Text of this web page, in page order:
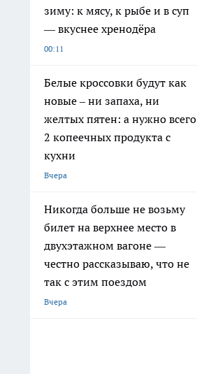
зиму: к мясу, к рыбе и в суп
— вкуснее хренодёра
00:11
Белые кроссовки будут как
новые – ни запаха, ни
желтых пятен: а нужно всего
2 копеечных продукта с
кухни
Вчера
Никогда больше не возьму
билет на верхнее место в
двухэтажном вагоне —
честно рассказываю, что не
так с этим поездом
Вчера